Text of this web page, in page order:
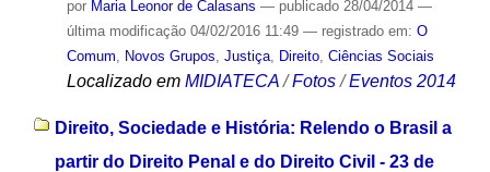
por Maria Leonor de Calasans — publicado28/04/2014 —
última modificação04/02/2016 11:49 — registrado em: O
Comum, Novos Grupos, Justiça, Direito, Ciências Sociais
Localizado em MIDIATECA /Fotos /Eventos 2014
Direito, Sociedade e História: Relendo o Brasil a
partir do Direito Penal e do Direito Civil - 23 de